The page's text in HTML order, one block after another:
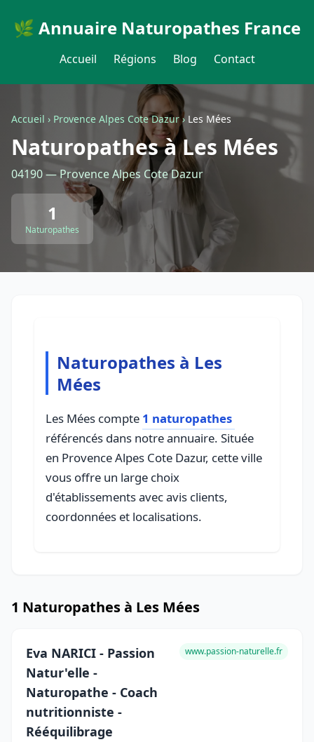
🌿 Annuaire Naturopathes France
Accueil Régions Blog Contact
Accueil › Provence Alpes Cote Dazur› Les Mées
Naturopathes à Les Mées
04190 — Provence Alpes Cote Dazur
1
Naturopathes
Naturopathes à Les
Mées
Les Mées compte 1 naturopathes
référencés dans notre annuaire. Située
en Provence Alpes Cote Dazur, cette ville
vous offre un large choix
d'établissements avec avis clients,
coordonnées et localisations.
1 Naturopathes à Les Mées
Eva NARICI - Passion
Natur'elle -
Naturopathe - Coach
nutritionniste -
Rééquilibrage
www.passion-naturelle.fr